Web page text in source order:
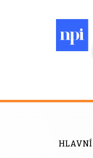
HLAVNÍ